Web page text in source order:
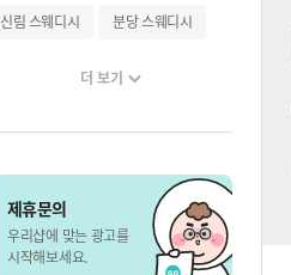
신림 스웨디시 분당 스웨디시
더 보기
제휴문의
우리샵에 맞는 광고를
시작해보세요.